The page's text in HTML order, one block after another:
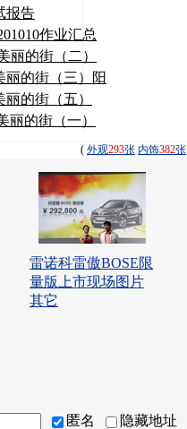
报告
作业汇总
丽的街（二）
丽的街（三）阳
的街（五）
丽的街（一）
( 外观293张 内饰382张
雷诺科雷傲BOSE限
量版上市现场图片
其它
匿名
隐藏地址